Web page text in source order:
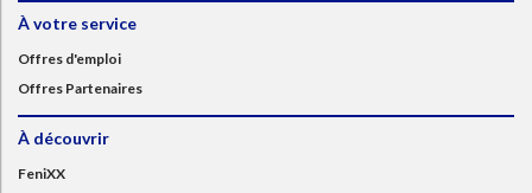
À votre service
Offres d'emploi
Offres Partenaires
À découvrir
FeniXX